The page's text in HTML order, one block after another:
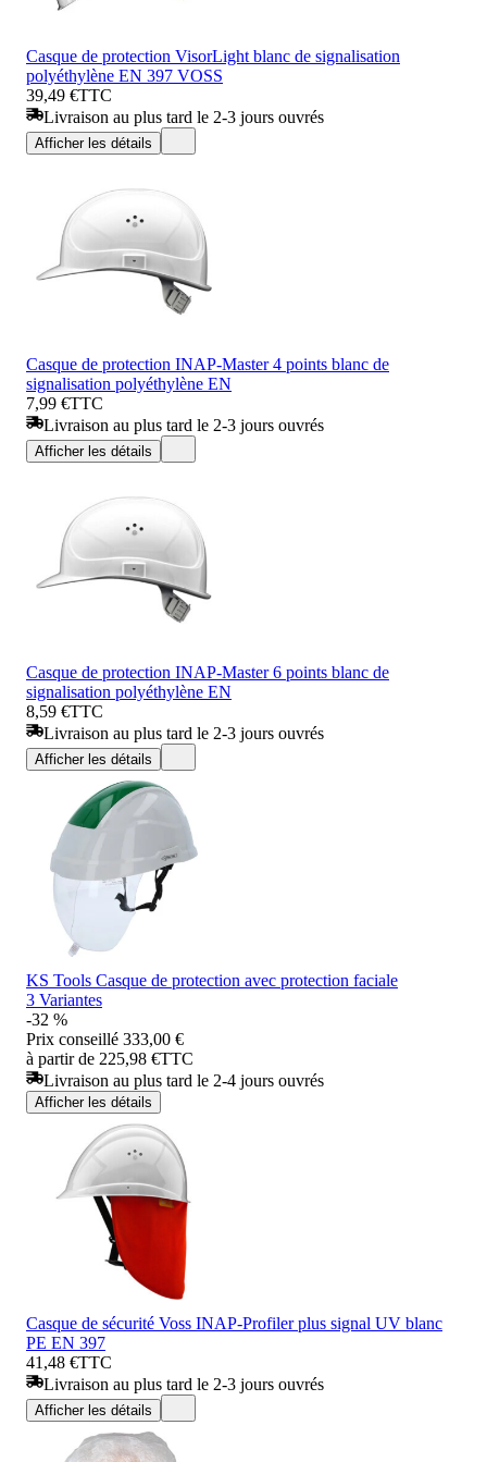
Casque de protection VisorLight blanc de signalisation
polyéthylène EN 397 VOSS
39,49 €TTC
Livraison au plus tard le 2-3 jours ouvrés
Afficher les détails
Casque de protection INAP-Master 4 points blanc de
signalisation polyéthylène EN
7,99 €TTC
Livraison au plus tard le 2-3 jours ouvrés
Afficher les détails
Casque de protection INAP-Master 6 points blanc de
signalisation polyéthylène EN
8,59 €TTC
Livraison au plus tard le 2-3 jours ouvrés
Afficher les détails
KS Tools Casque de protection avec protection faciale
3 Variantes
-32 %
Prix conseillé 333,00 €
à partir de 225,98 €TTC
Livraison au plus tard le 2-4 jours ouvrés
Afficher les détails
Casque de sécurité Voss INAP-Profiler plus signal UV blanc
PE EN 397
41,48 €TTC
Livraison au plus tard le 2-3 jours ouvrés
Afficher les détails